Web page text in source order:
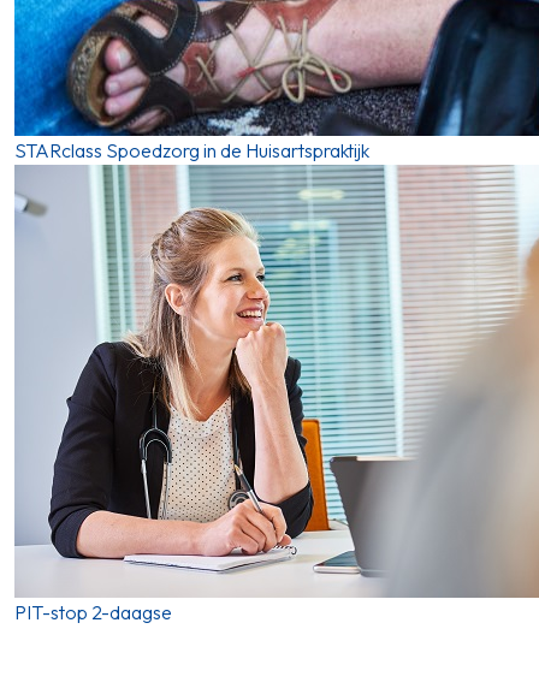
STARclass Spoedzorg in de Huisartspraktijk
PIT-stop 2-daagse